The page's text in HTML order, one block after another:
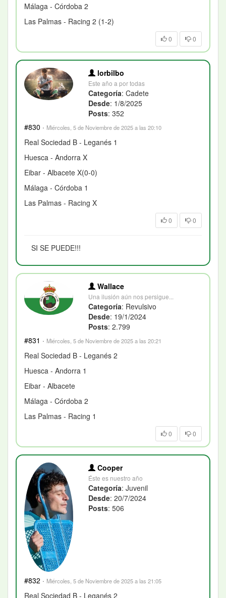
Málaga - Córdoba 2
Las Palmas - Racing 2 (1-2)
0 0
lorbilbo
Este año a por todas
Categoría: Cadete
Desde: 1/8/2025
Posts: 352
#830 · Miércoles, 5 de Noviembre de 2025 a las 20:10
Real Sociedad B - Leganés 1
Huesca - Andorra X
Eibar - Albacete X(0-0)
Málaga - Córdoba 1
Las Palmas - Racing X
0 0
SI SE PUEDE!!!
Wallace
Una ilusión aún nos persigue...
Categoría: Revulsivo
Desde: 19/1/2024
Posts: 2.799
#831 · Miércoles, 5 de Noviembre de 2025 a las 20:21
Real Sociedad B - Leganés 2
Huesca - Andorra 1
Eibar - Albacete
Málaga - Córdoba 2
Las Palmas - Racing 1
0 0
Cooper
Éste es nuestro año
Categoría: Juvenil
Desde: 20/7/2024
Posts: 506
#832 · Miércoles, 5 de Noviembre de 2025 a las 21:05
Real Sociedad B - Leganés 2